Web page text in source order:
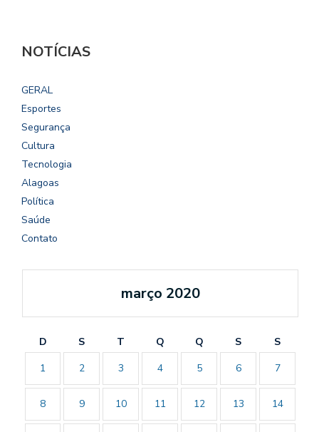
NOTÍCIAS
GERAL
Esportes
Segurança
Cultura
Tecnologia
Alagoas
Política
Saúde
Contato
março 2020
D S T Q Q S
S
1
2 3 4 5 6 7
8 9 10 11 12 13 14